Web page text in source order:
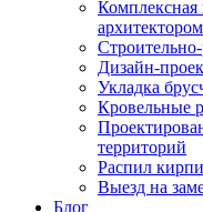
Комплексная
Дизайн-
Укладка
Кровельные
территорий
Распил
Выезд на
Блог